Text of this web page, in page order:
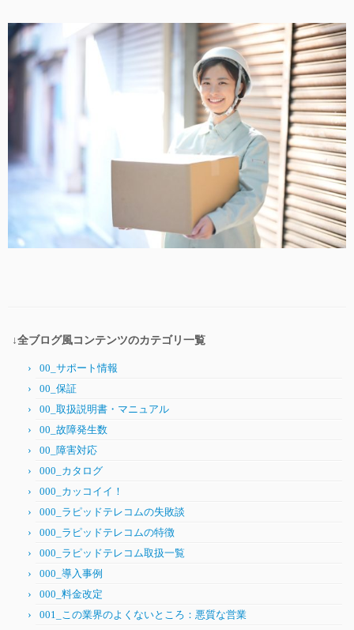
↓全ブログ風コンテンツのカテゴリ一覧
00_サポート情報
00_保証
00_取扱説明書・マニュアル
00_故障発生数
00_障害対応
000_カタログ
000_カッコイイ！
000_ラピッドテレコムの失敗談
000_ラピッドテレコムの特徴
000_ラピッドテレコム取扱一覧
000_導入事例
000_料金改定
001_この業界のよくないところ：悪質な営業